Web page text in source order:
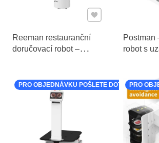
Reeman restauranční
doručovací robot –
Přidat k Oblíbeným
Postman
robot s
PRO OBJEDNÁVKU POŠLETE DOTAZ PRO